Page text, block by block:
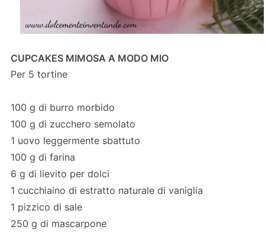
CUPCAKES MIMOSA A MODO MIO
Per 5 tortine
100 g di burro morbido
100 g di zucchero semolato
1 uovo leggermente sbattuto
100 g di farina
6 g di lievito per dolci
1 cucchiaino di estratto naturale di vaniglia
1 pizzico di sale
250 g di mascarpone